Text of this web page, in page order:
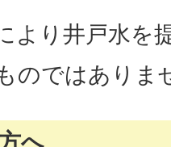
より井戸水を
のではありま
へ